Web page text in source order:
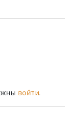
войти.